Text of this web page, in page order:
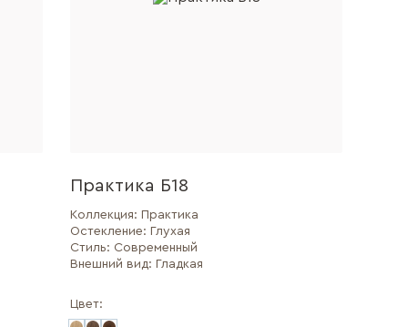
Практика Б18
Коллекция: Практика
Остекление: Глухая
Стиль: Современный
Внешний вид: Гладкая
Цвет: